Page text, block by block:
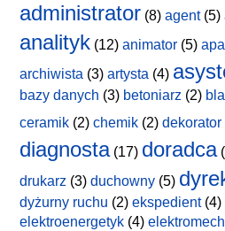
administrator (8) agent(5)
analityk (12) animator (5)
archiwista (3) artysta (4)
bazy danych (3) betoniarz (2)
ceramik (2) chemik (2) dekorator
diagnosta(17) doradca
drukarz (3) duchowny (5)
dyżurny ruchu (2) ekspedient(4)
elektroenergetyk (4)